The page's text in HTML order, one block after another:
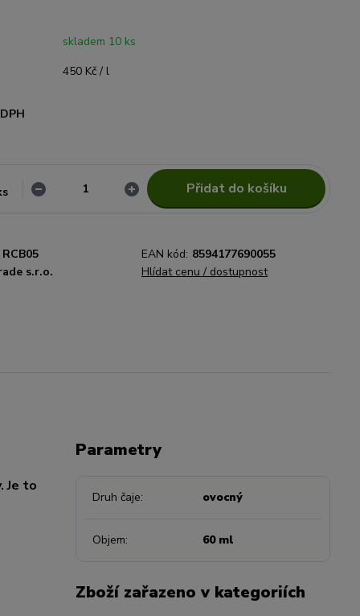
skladem 10 ks
450 Kč / l
Přidat do košíku
RCB05 EAN kód: 8594177690055
s.r.o. Hlídat cenu / dostupnost
Je to
Parametry
Druh čaje ovocný
Objem 60 ml
Zboží zařazeno v kategoriích